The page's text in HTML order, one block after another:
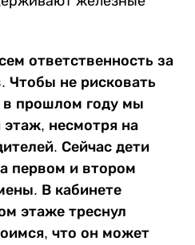
ответственность за
Чтобы не рисковать
в прошлом году мы
несмотря на
Сейчас дети
первом и втором
В кабинете
этаже треснул
что он может